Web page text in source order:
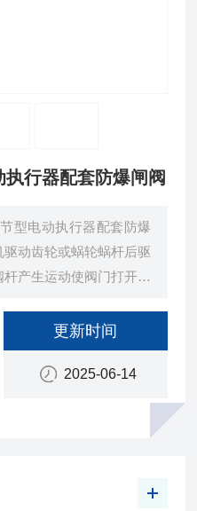
行器配套防爆闸阀
型电动执行器配套防爆
动齿轮或蜗轮蜗杆后驱
产生运动使阀门打开或
更新时间
2025-06-14